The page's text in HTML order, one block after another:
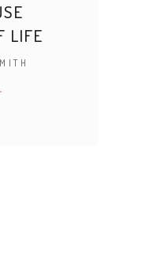
LIFE